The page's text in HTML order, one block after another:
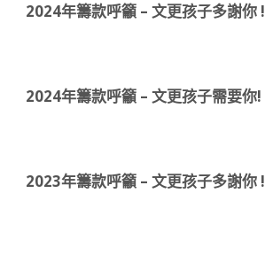
2024年籌款呼籲 – 文更孩子多謝你 !
2024年籌款呼籲 – 文更孩子需要你!
2023年籌款呼籲 – 文更孩子多謝你 !